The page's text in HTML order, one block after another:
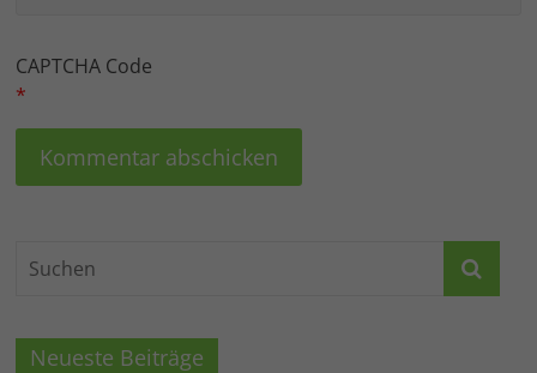
CAPTCHA Code
*
Neueste Beiträge